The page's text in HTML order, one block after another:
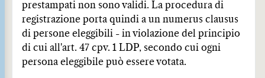
prestampati non sono validi. La procedura di
registrazione porta quindi a un numerus clausus
di persone eleggibili - in violazione del principio
di cui all'art. 47 cpv. 1 LDP, secondo cui ogni
persona eleggibile può essere votata.